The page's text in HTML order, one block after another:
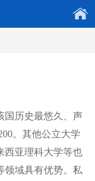
国历史最悠久、声
。其他公立大学
西亚理科大学等也
领域具有优势。私